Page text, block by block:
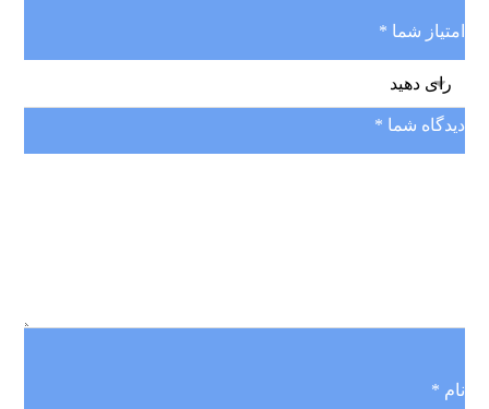
امتیاز شما *
دیدگاه شما *
نام *